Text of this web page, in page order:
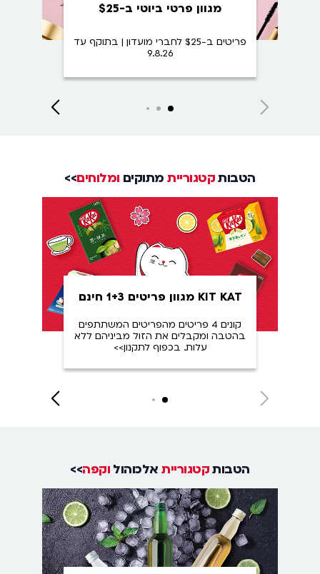
מגוון פרטי ביוטי ב-$25
פריטים ב-$25 לחברי מועדון | בתוקף עד
9.8.26
Close
Next
Next
הטבותקטגוריית מתוקים ומלוחים>>
KIT KAT מגוון פריטים 1+3 חינם
קונים 4 פריטים מהפריטים המשתתפים
בהטבה ומקבלים את הזול מביניהם ללא
עלות. בכפוף לתקנון>>
Close
Next
הטבותקטגוריית אלכוהול וקפה>>